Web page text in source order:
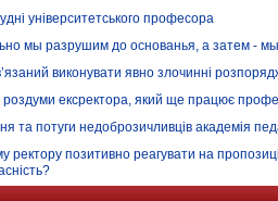
університетського професора
мы разрушим до основанья, а затем -
виконувати явно злочинні
роздуми ексректора, який ще працює
та потуги недоброзичливців академія
ректору позитивно реагувати на